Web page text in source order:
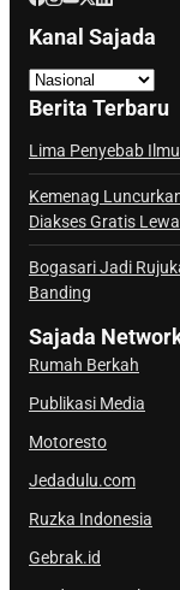
Kanal Sajada
a
n
a
l
S
j
a
Berita Terbaru
Lima Penyebab
Kemenag
Diakses Gratis
Bogasari Jadi
Banding
Sajada
Rumah Berkah
Publikasi Media
Motoresto
Jedadulu.com
Ruzka Indonesia
Gebrak.id